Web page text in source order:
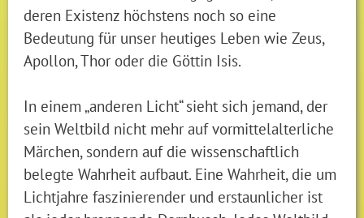
deren Existenz höchstens noch so eine
Bedeutung für unser heutiges Leben wie Zeus,
Apollon, Thor oder die Göttin Isis.
In einem „anderen Licht“ sieht sich jemand, der
sein Weltbild nicht mehr auf vormittelalterliche
Märchen, sondern auf die wissenschaftlich
belegte Wahrheit aufbaut. Eine Wahrheit, die um
Lichtjahre faszinierender und erstaunlicher ist